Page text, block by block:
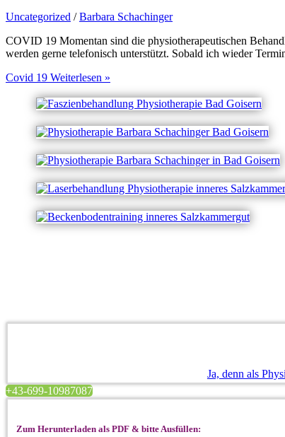
Uncategorized /Barbara Schachinger
COVID 19 Momentan sind die physiotherapeutischen
werden gerne telefonisch unterstützt. Sobald ich wieder
Covid 19 Weiterlesen »
Ja, denn als
+43-699-10987087
Zum Herunterladen als PDF & bitte Ausfüllen: